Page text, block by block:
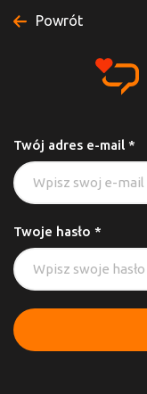
Powrót
Twój adres e-mail *
Twoje hasło *